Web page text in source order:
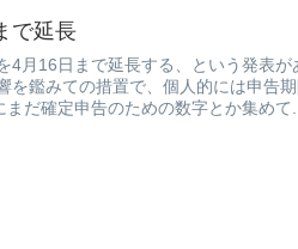
で延長
4月16日まで延長する、という発表が
を鑑みての措置で、個人的には申告期
たです(*´∀｀*) 何気にまだ確定申告のための数字とか集めて...